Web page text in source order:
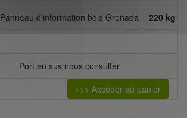
Panneau d'information bois Grenada 220 kg
Port en sus nous consulter
>>> Accéder au panier